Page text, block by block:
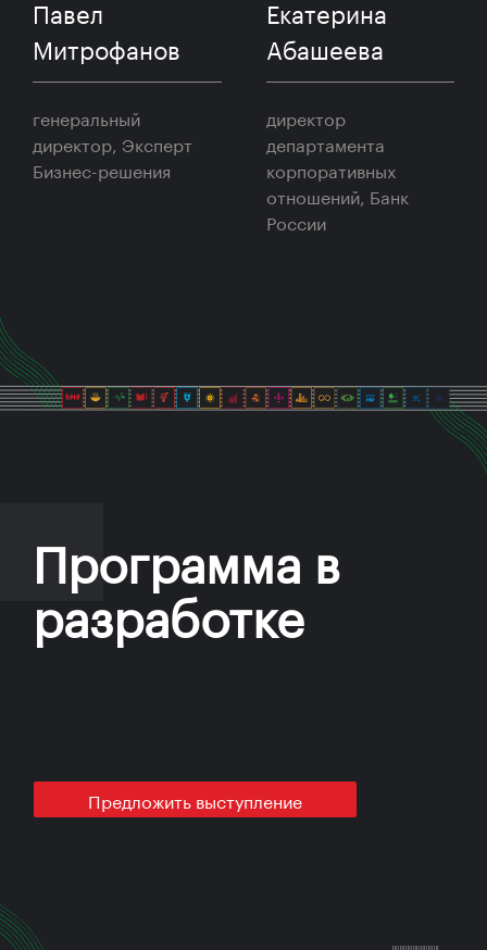
Екатерина
Абашеева
директор
департамента
корпоративных
Андрей
Шаронов
генеральный
директор,
Национальный ESG
Альянс
Программа в
разработке
Предложить выступление